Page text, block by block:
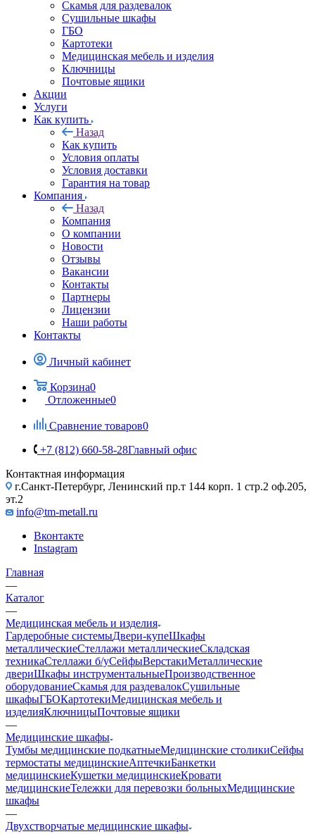
Скамья для раздевалок
Сушильные шкафы
ГБО
Картотеки
Медицинская мебель и изделия
Ключницы
Почтовые ящики
Акции
Услуги
Как купить
Назад
Как купить
Условия оплаты
Условия доставки
Гарантия на товар
Компания
Назад
Компания
О компании
Новости
Отзывы
Вакансии
Контакты
Партнеры
Лицензии
Наши работы
Контакты
Личный кабинет
Корзина0
Отложенные0
Сравнение товаров0
+7 (812) 660-58-28Главный офис
Контактная информация
г.Санкт-Петербург, Ленинский пр.т 144 корп. 1 стр.2 оф.205,
эт.2
info@tm-metall.ru
Вконтакте
Instagram
Главная
—
Каталог
—
Медицинская мебель и изделия
Гардеробные системыДвери-купеШкафы
металлическиеСтеллажи металлическиеСкладская
техникаСтеллажи б/уСейфыВерстакиМеталлические
двериШкафы инструментальныеПроизводственное
оборудованиеСкамья для раздевалокСушильные
шкафыГБОКартотекиМедицинская мебель и
изделияКлючницыПочтовые ящики
—
Медицинские шкафы
Тумбы медицинские подкатныеМедицинские столикиСейфы
термостаты медицинскиеАптечкиБанкетки
медицинскиеКушетки медицинскиеКровати
медицинскиеТележки для перевозки больныхМедицинские
шкафы
—
Двухстворчатые медицинские шкафы